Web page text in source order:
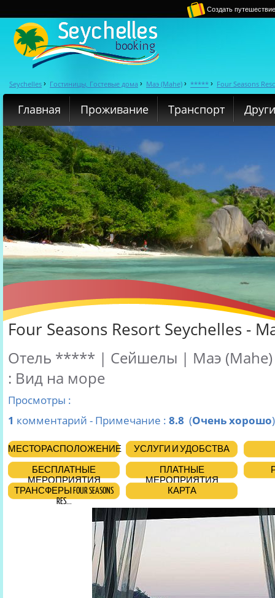
Создать
Seychelles › Гостиницы, Гостевые дома › Маэ (Mahe) › ***** › Four Seasons
Главная Проживание Транспорт
Four Seasons Resort Seychelles -
Отель ***** | Сейшелы | Маэ
: Вид на море
Просмотры :
1 комментарий - Примечание : 8.8 (Очень хорошо)
МЕСТОРАСПОЛОЖЕНИЕ
УСЛУГИ И УДОБСТВА
БЕСПЛАТНЫЕ
МЕРОПРИЯТИЯ
ПЛАТНЫЕ
МЕРОПРИЯТИЯ
ТРАНСФЕРЫ FOUR SEASONS
RES...
КАРТА